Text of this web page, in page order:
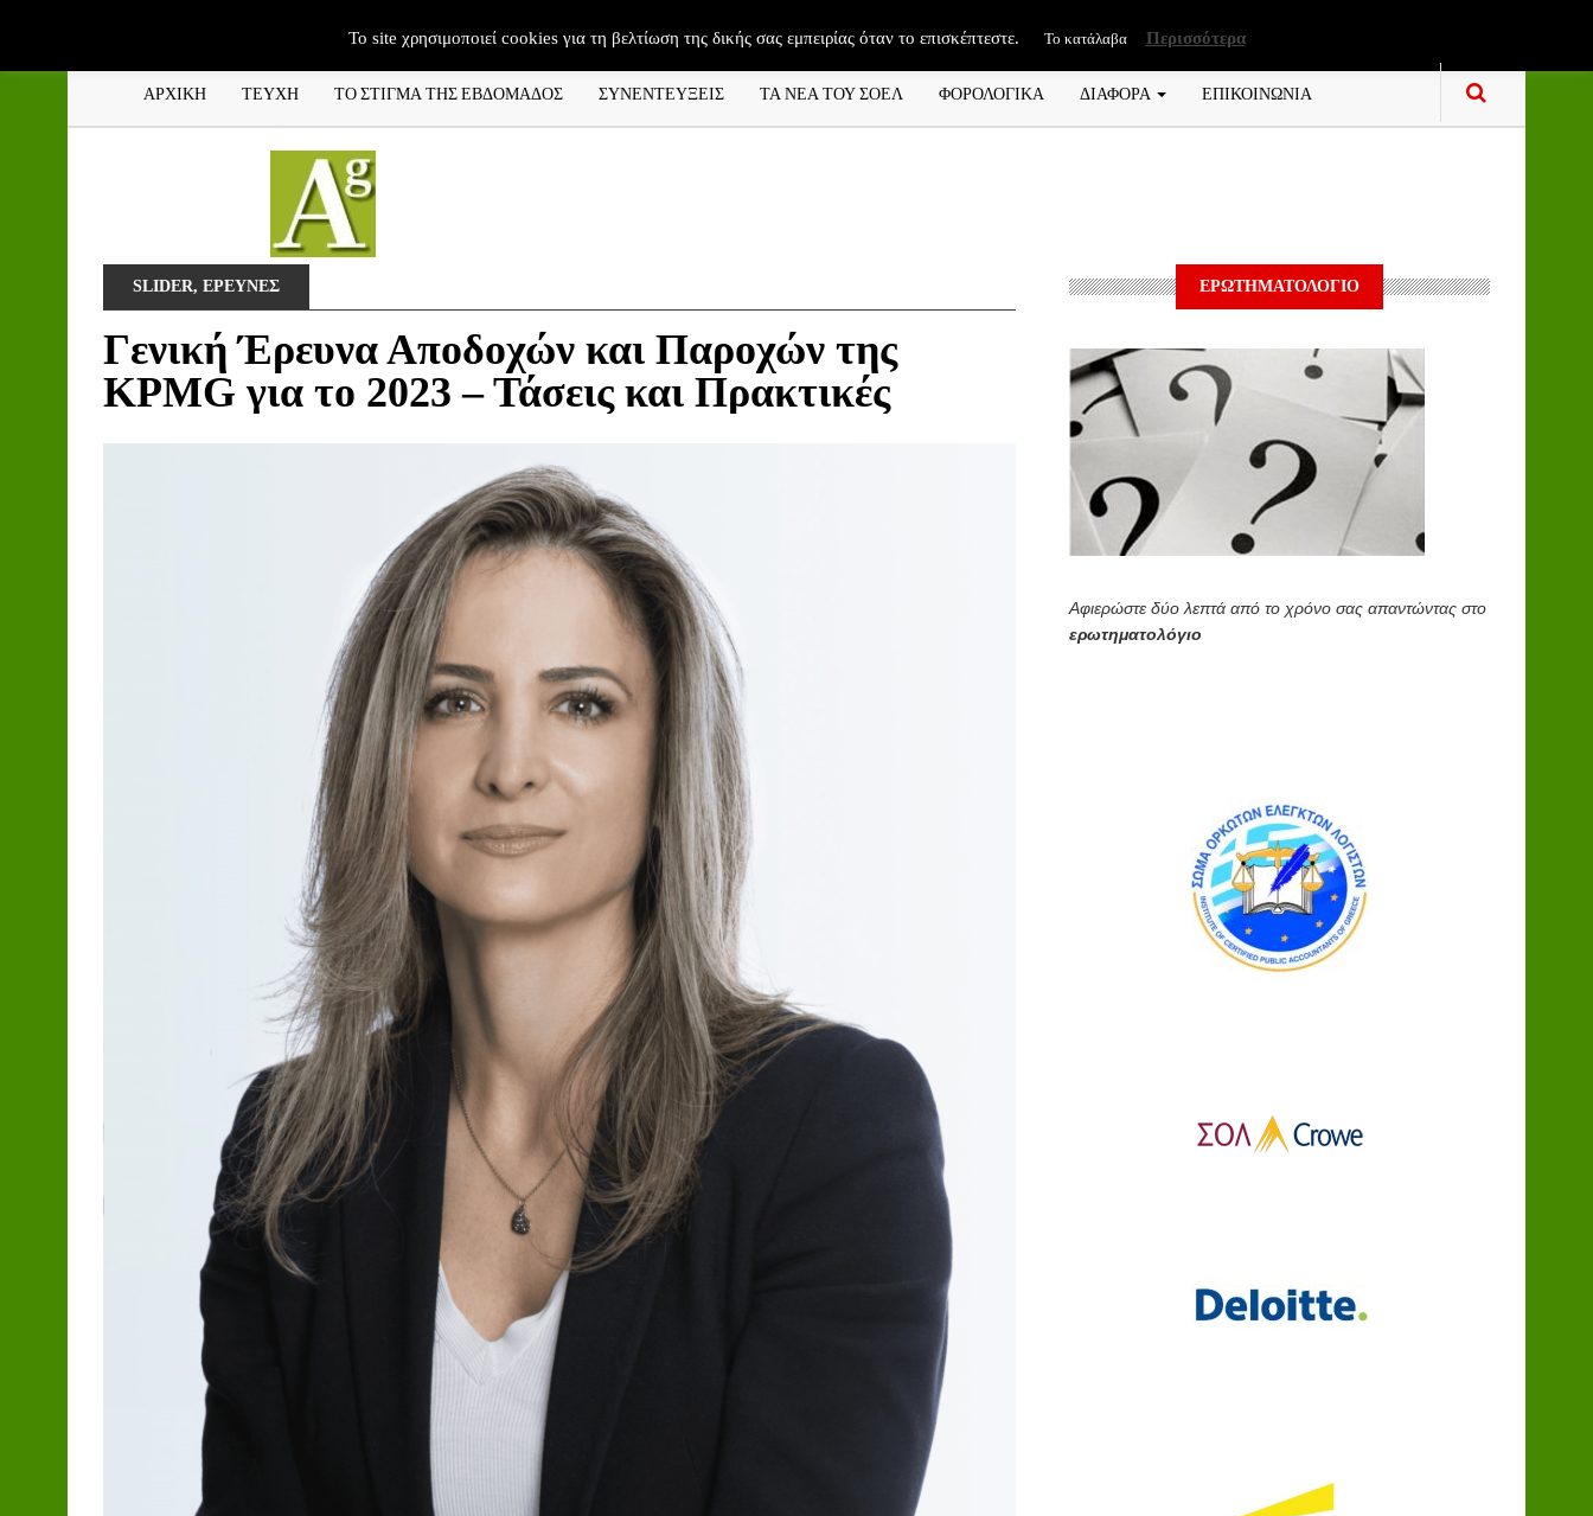
ΑΡΧΙΚΗ ΤΕΥΧΗ ΤΟ ΣΤΙΓΜΑ ΤΗΣ ΕΒΔΟΜΑΔΟΣ ΣΥΝΕΝΤΕΥΞΕΙΣ ΤΑ ΝΕΑ ΤΟΥ ΣΟΕΛ ΦΟΡΟΛΟΓΙΚΑ ΔΙΑΦΟΡΑ ΕΠΙΚΟΙΝΩΝΙΑ
SLIDER, ΕΡΕΥΝΕΣ
Γενική Έρευνα Αποδοχών και Παροχών της
KPMG για το 2023 – Τάσεις και Πρακτικές
ΕΡΩΤΗΜΑΤΟΛΟΓΙΟ
Αφιερώστε δύο λεπτά από το χρόνο σας απαντώντας στο
ερωτηματολόγιο
To site χρησιμοποιεί cookies για τη βελτίωση της δικής σας εμπειρίας όταν το επισκέπτεστε. Το κατάλαβα Περισσότερα